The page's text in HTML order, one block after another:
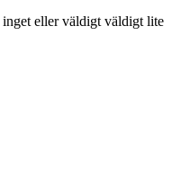
inget eller väldigt väldigt lite